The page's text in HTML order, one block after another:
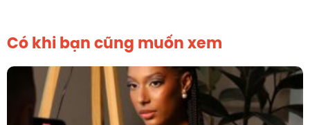
Có khi bạn cũng muốn xem